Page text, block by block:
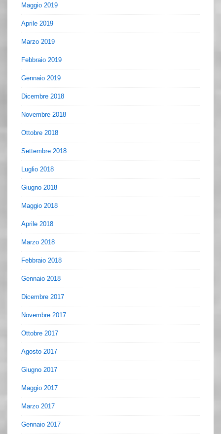
Maggio 2019
Aprile 2019
Marzo 2019
Febbraio 2019
Gennaio 2019
Dicembre 2018
Novembre 2018
Ottobre 2018
Settembre 2018
Luglio 2018
Giugno 2018
Maggio 2018
Aprile 2018
Marzo 2018
Febbraio 2018
Gennaio 2018
Dicembre 2017
Novembre 2017
Ottobre 2017
Agosto 2017
Giugno 2017
Maggio 2017
Marzo 2017
Gennaio 2017